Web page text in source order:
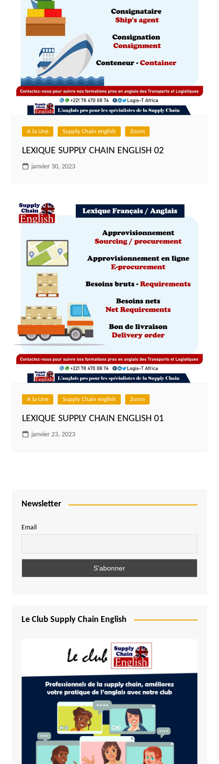
A la Une Supply Chain english Zoom
LEXIQUE SUPPLY CHAIN ENGLISH 02
janvier 30, 2023
A la Une Supply Chain english Zoom
LEXIQUE SUPPLY CHAIN ENGLISH 01
janvier 23, 2023
Newsletter
Email
Le Club Supply Chain English